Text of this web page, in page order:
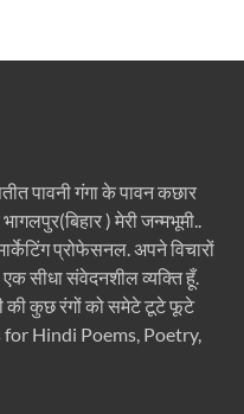
पावनी गंगा के पावन कछार
) मेरी जन्मभूमी..
प्रोफेसनल. अपने विचारों
एक सीधा संवेदनशील व्यक्ति हूँ.
की कुछ रंगों को समेटे टूटे फूटे
for Hindi Poems, Poetry,